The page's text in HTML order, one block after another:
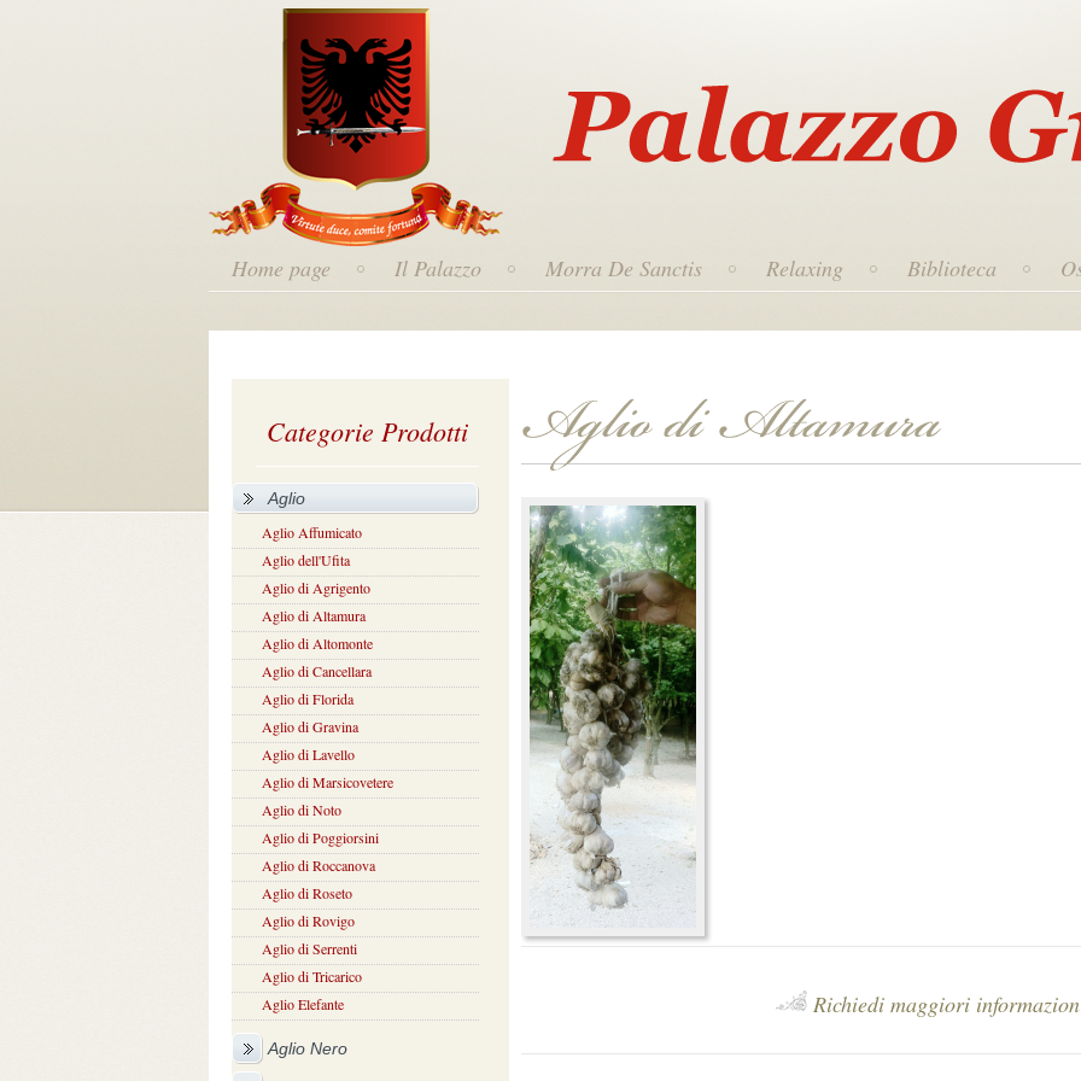
Home page Il Palazzo Morra De Sanctis Relaxing Biblioteca
Categorie Prodotti
Aglio
Aglio Affumicato
Aglio dell'Ufita
Aglio di Agrigento
Aglio di Altamura
Aglio di Altomonte
Aglio di Cancellara
Aglio di Florida
Aglio di Gravina
Aglio di Lavello
Aglio di Marsicovetere
Aglio di Noto
Aglio di Poggiorsini
Aglio di Roccanova
Aglio di Roseto
Aglio di Rovigo
Aglio di Serrenti
Aglio di Tricarico
Aglio Elefante
Aglio Nero
Richiedi maggiori